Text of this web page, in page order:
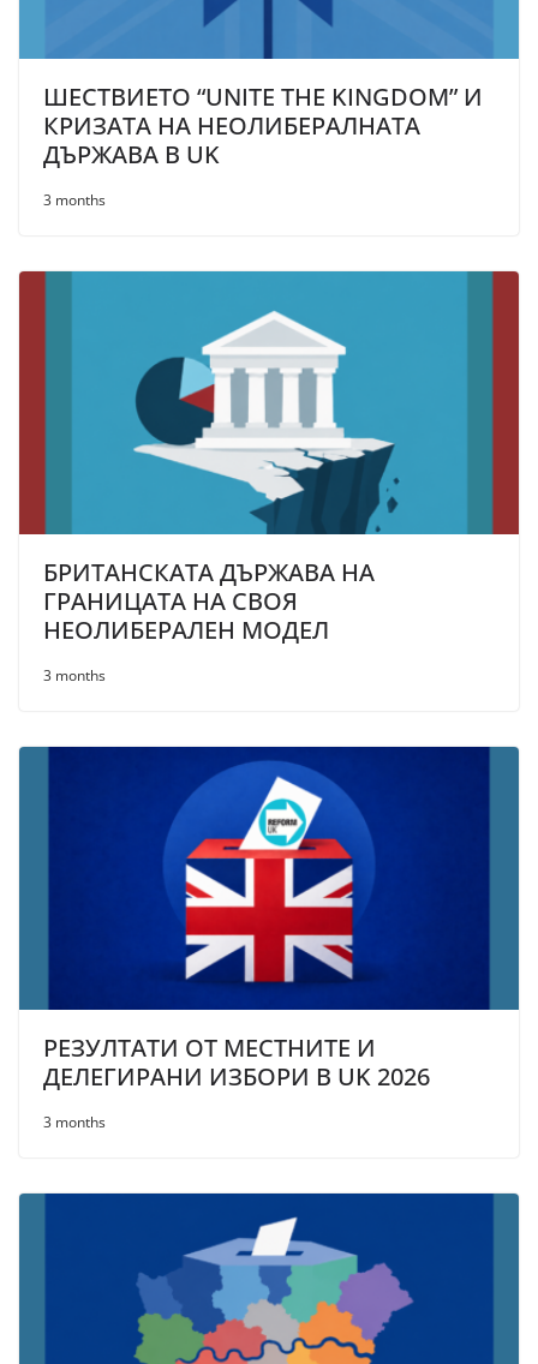
ШЕСТВИЕТО “UNITE THE KINGDOM” И
КРИЗАТА НА НЕОЛИБЕРАЛНАТА
ДЪРЖАВА В UK
3 months
БРИТАНСКАТА ДЪРЖАВА НА
ГРАНИЦАТА НА СВОЯ
НЕОЛИБЕРАЛЕН МОДЕЛ
3 months
РЕЗУЛТАТИ ОТ МЕСТНИТЕ И
ДЕЛЕГИРАНИ ИЗБОРИ В UK 2026
3 months